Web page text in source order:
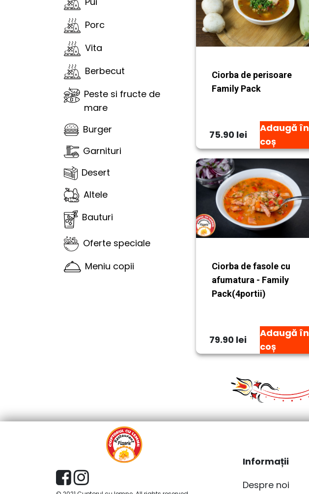
Porc
Vita
Berbecut
Peste si fructe de
mare
Burger
Garnituri
Desert
Altele
Bauturi
Oferte speciale
Meniu copii
Ciorba de perisoare
Family Pack
75.90 lei
Adaugă în
coș
Ciorba de fasole cu
afumatura - Family
Pack(4portii)
79.90 lei
Adaugă în
coș
Informații
Despre noi